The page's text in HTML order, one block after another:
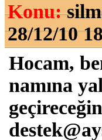
Konu:
28/12/10
Hocam,
namına